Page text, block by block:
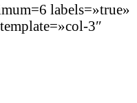
labels=»true»
3″